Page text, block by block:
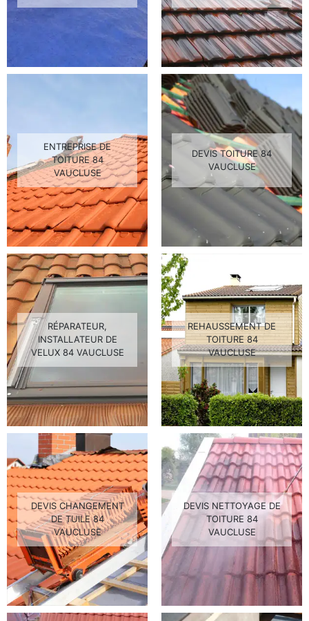
ENTREPRISE DE
TOITURE 84
VAUCLUSE
DEVIS TOITURE 84
VAUCLUSE
RÉPARATEUR,
INSTALLATEUR DE
VELUX 84 VAUCLUSE
REHAUSSEMENT DE
TOITURE 84
VAUCLUSE
DEVIS CHANGEMENT
DE TUILE 84
VAUCLUSE
DEVIS NETTOYAGE DE
TOITURE 84
VAUCLUSE